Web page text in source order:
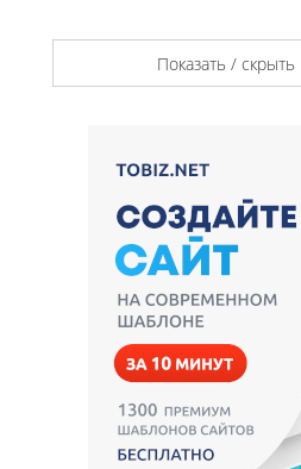
Показать / скрыть